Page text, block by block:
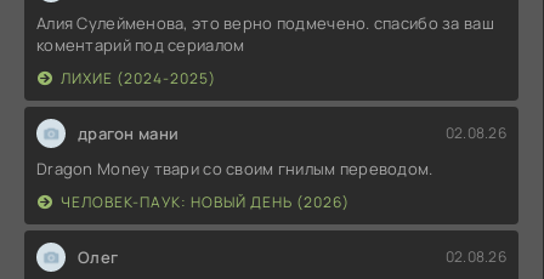
Алия Сулейменова, это верно подмечено. спасибо за ваш
коментарий под сериалом
ЛИХИЕ (2024-2025)
драгон мани 02.08.26
Dragon Money твари со своим гнилым переводом.
ЧЕЛОВЕК-ПАУК: НОВЫЙ ДЕНЬ (2026)
Олег 02.08.26